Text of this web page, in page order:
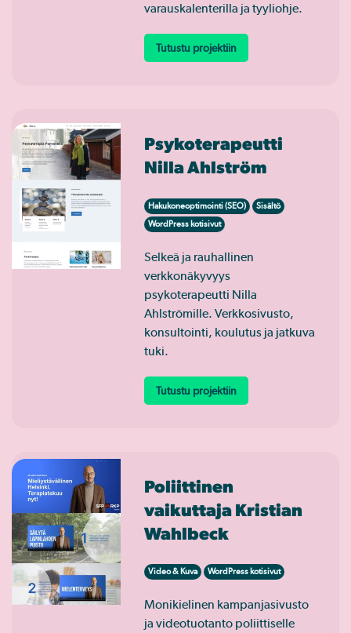
varauskalenterilla ja tyyliohje.
Tutustu projektiin
Psykoterapeutti
Nilla Ahlström
Hakukoneoptimointi (SEO)
Sisältö
WordPress kotisivut
Selkeä ja rauhallinen
verkkonäkyvyys
psykoterapeutti Nilla
Ahlströmille. Verkkosivusto,
konsultointi, koulutus ja jatkuva
tuki.
Tutustu projektiin
Poliittinen
vaikuttaja Kristian
Wahlbeck
Video & Kuva WordPress kotisivut
Monikielinen kampanjasivusto
ja videotuotanto poliittiselle